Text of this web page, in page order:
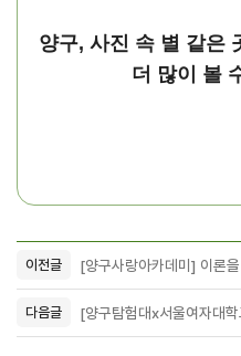
양구, 사진 속 별 같은
더 많이 볼
이전글
다음글